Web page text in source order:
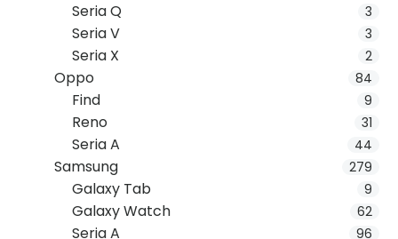
Seria Q 3
Seria V 3
Seria X 2
Oppo 84
Find 9
Reno 31
Seria A 44
Samsung 279
Galaxy Tab 9
Galaxy Watch 62
Seria A 96